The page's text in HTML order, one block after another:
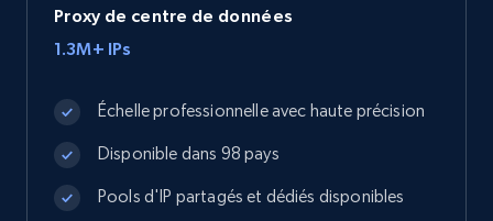
Proxy de centre de données
1.3M+ IPs
Échelle professionnelle avec haute précision
Disponible dans 98 pays
Pools d'IP partagés et dédiés disponibles